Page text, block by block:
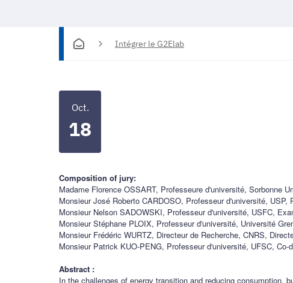
Intégrer le G2Elab
Oct.
18
Composition of jury:
Madame Florence OSSART, Professeure d'université, Sorbonne
Monsieur José Roberto CARDOSO, Professeur d'université, USP,
Monsieur Nelson SADOWSKI, Professeur d'université, USFC,
Monsieur Stéphane PLOIX, Professeur d'université, Université
Monsieur Frédéric WURTZ, Directeur de Recherche, CNRS,
Monsieur Patrick KUO-PENG, Professeur d'université, UFSC, Co-
Abstract :
In the challenges of energy transition and reducing consumption,